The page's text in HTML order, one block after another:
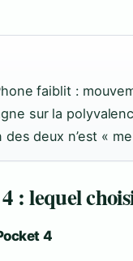
faiblit :
sur la
deux n’est «
: lequel
4